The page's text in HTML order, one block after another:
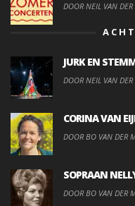
DOOR NEIL VAN
JURK EN
DOOR NEIL VAN
CORINA VAN
DOOR BO VAN DER
SOPRAAN
DOOR BO VAN DER